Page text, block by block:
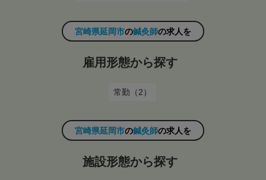
宮崎県延岡市の鍼灸師の求人を
雇用形態から探す
常勤（2）
宮崎県延岡市の鍼灸師の求人を
施設形態から探す